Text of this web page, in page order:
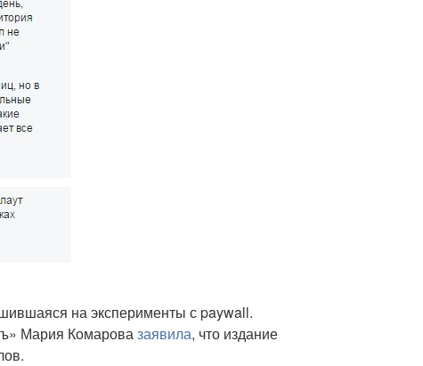
на эксперименты с paywall.
Мария Комаровазаявила, что издание